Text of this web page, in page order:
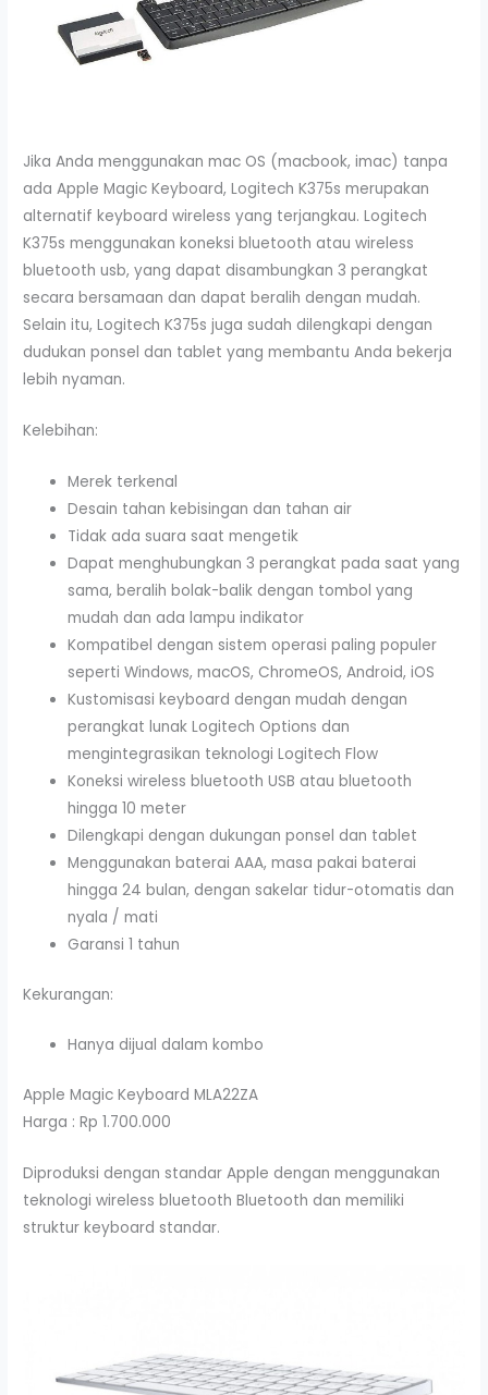
Jika Anda menggunakan mac OS (macbook, imac) tanpa
ada Apple Magic Keyboard, Logitech K375s merupakan
alternatif keyboard wireless yang terjangkau. Logitech
K375s menggunakan koneksi bluetooth atau wireless
bluetooth usb, yang dapat disambungkan 3 perangkat
secara bersamaan dan dapat beralih dengan mudah.
Selain itu, Logitech K375s juga sudah dilengkapi dengan
dudukan ponsel dan tablet yang membantu Anda bekerja
lebih nyaman.
Kelebihan:
Merek terkenal
Desain tahan kebisingan dan tahan air
Tidak ada suara saat mengetik
Dapat menghubungkan 3 perangkat pada saat yang
sama, beralih bolak-balik dengan tombol yang
mudah dan ada lampu indikator
Kompatibel dengan sistem operasi paling populer
seperti Windows, macOS, ChromeOS, Android, iOS
Kustomisasi keyboard dengan mudah dengan
perangkat lunak Logitech Options dan
mengintegrasikan teknologi Logitech Flow
Koneksi wireless bluetooth USB atau bluetooth
hingga 10 meter
Dilengkapi dengan dukungan ponsel dan tablet
Menggunakan baterai AAA, masa pakai baterai
hingga 24 bulan, dengan sakelar tidur-otomatis dan
nyala / mati
Garansi 1 tahun
Kekurangan:
Hanya dijual dalam kombo
Apple Magic Keyboard MLA22ZA
Harga : Rp 1.700.000
Diproduksi dengan standar Apple dengan menggunakan
teknologi wireless bluetooth Bluetooth dan memiliki
struktur keyboard standar.